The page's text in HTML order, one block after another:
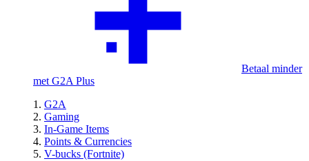
Betaal minder
met G2A Plus
G2A
Gaming
In-Game Items
Points & Currencies
V-bucks (Fortnite)